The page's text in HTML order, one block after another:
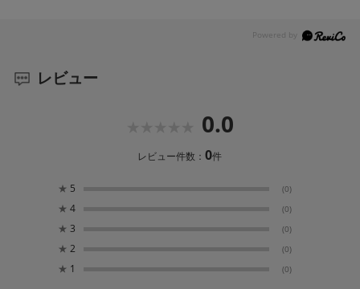
レビュー
0.0
レビュー件数：0件
★ 5 (0)
★ 4 (0)
★ 3 (0)
★ 2 (0)
★ 1 (0)